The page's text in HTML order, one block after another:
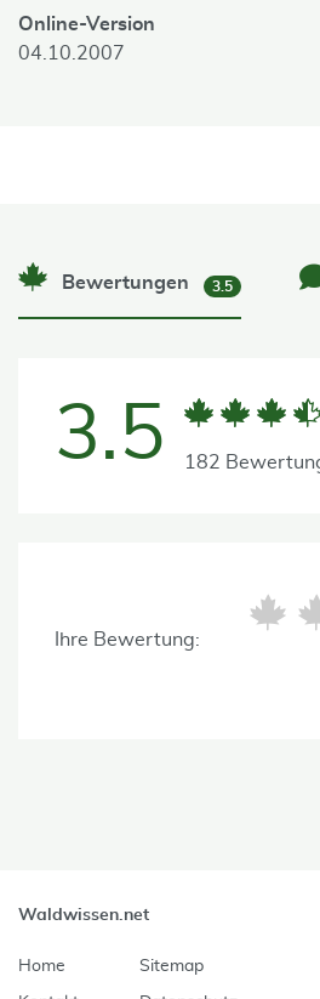
Online-Version
04.10.2007
Bewertungen 3.5
3.5 182
Ihre Bewertung:
Waldwissen.net
Home Sitemap